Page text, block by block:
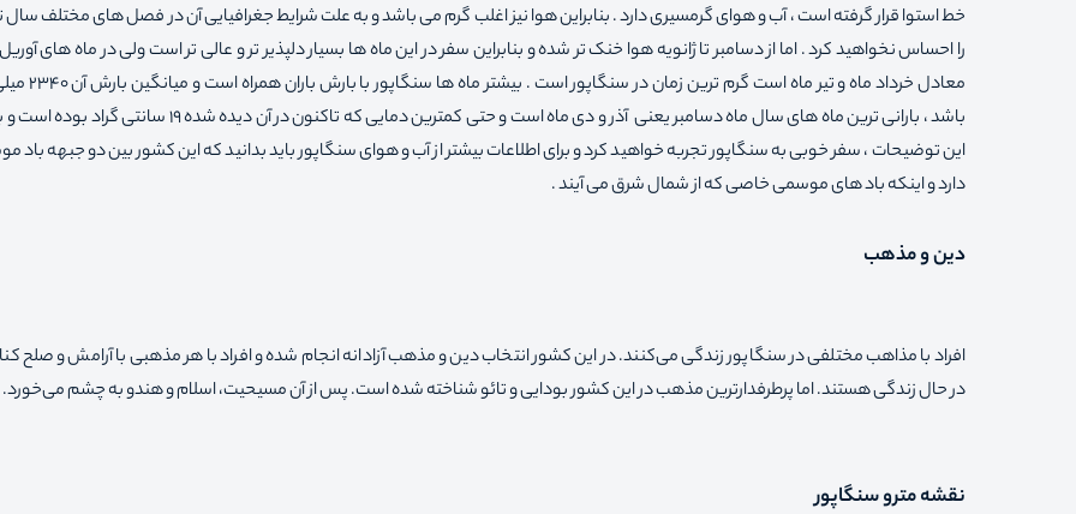
خط استوا قرار گرفته است ، آب و هوای گرمسیری دارد . بنابراین هوا نیز اغلب گرم می باشد و به علت شرایط جغرافیایی آن در فصل های مختلف سال
را احساس نخواهید کرد . اما از دسامبر تا ژانویه هوا خنک تر شده و بنابراین سفر در این ماه ها بسیار دلپذیر تر و عالی تر است ولی در ماه های
معادل خرداد ماه و تیر ماه است
باشد ، بارانی ترین ماه های سال ماه دسامبر یعنی آذر و دی ماه است و حتی کمترین دمایی که تاکنون در آن
این توضیحات ، سفر خوبی به سنگاپور تجربه خواهید کرد و برای اطلاعات بیشتر از آب و هوای سنگاپور باید بدانید که این کشور بین دو جبهه باد
دارد و اینکه باد های موسمی خاصی که از شمال شرق می آیند .
دین و مذهب
افراد با مذاهب مختلفی در سنگاپور زندگی می‌کنند. در این کشور انتخاب دین و مذهب آزادانه انجام شده و افراد با هر مذهبی با آرامش و صلح
در حال زندگی هستند. اما پرطرفدارترین مذهب در این کشور بودایی و تائو شناخته شده است. پس از آن مسیحیت، اسلام و هندو به چشم می‌خورد.
نقشه مترو سنگاپور